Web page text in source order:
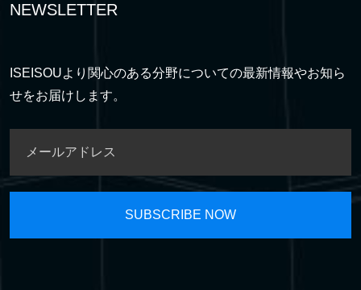
NEWSLETTER
ISEISOUより関心のある分野についての最新情報やお知ら
せをお届けします。